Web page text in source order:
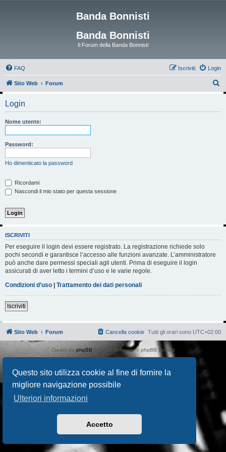
Questo sito utilizza cookie al fine di fornire la
migliore navigazione possibile
Ulteriori informazioni
Accetto
Banda Bonnisti
Banda Bonnisti
Il Forum della Banda Bonnisti
FAQ Login
Iscriviti
Sito Web Forum
Login
Nome utente:
Password:
Ho dimenticato la password
Ricordami
Nascondi il mio stato per questa sessione
ISCRIVITI
Per eseguire il login devi essere registrato. La registrazione richiede solo
pochi secondi e garantisce l’accesso alle funzioni avanzate. L’amministratore
può anche dare permessi speciali agli utenti. Prima di eseguire il login
assicurati di aver letto i termini d’uso e le varie regole.
Condizioni d’uso
Trattamento dei dati personali
Iscriviti
Sito Web Forum Tutti gli orari sono UTC+02:00
Cancella cookie
Creato da phpBB ® Forum Software © phpBB Limited
Traduzione ItalianaphpBB-Italia.it
Privacy |Condizioni